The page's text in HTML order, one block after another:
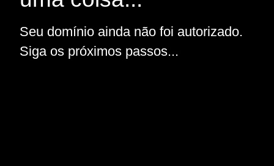
Seu domínio ainda não foi autorizado.
Siga os próximos passos...